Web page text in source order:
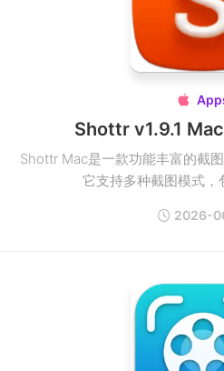

Shottr v1.9.1
Shottr Mac是一款功能丰富的截
它支持多种截图模式，
2026-